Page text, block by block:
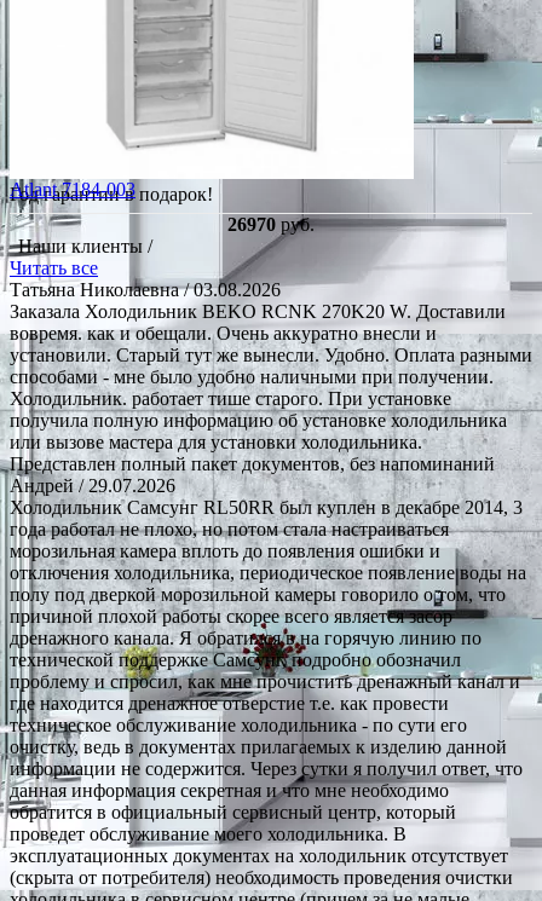
Год гарантии в подарок!
Atlant 7184-003
26970 руб.
Наши клиенты /
Читать все
Татьяна Николаевна/ 03.08.2026
Заказала Холодильник BEKO RCNK 270K20 W. Доставили
вовремя. как и обещали. Очень аккуратно внесли и
установили. Старый тут же вынесли. Удобно. Оплата разными
способами - мне было удобно наличными при получении.
Холодильник. работает тише старого. При установке
получила полную информацию об установке холодильника
или вызове мастера для установки холодильника.
Представлен полный пакет документов, без напоминаний
Андрей/ 29.07.2026
Холодильник Самсунг RL50RR был куплен в декабре 2014, 3
года работал не плохо, но потом стала настраиваться
морозильная камера вплоть до появления ошибки и
отключения холодильника, периодическое появление воды на
полу под дверкой морозильной камеры говорило о том, что
причиной плохой работы скорее всего является засор
дренажного канала. Я обратился в на горячую линию по
технической поддержке Самсунг, подробно обозначил
проблему и спросил, как мне прочистить дренажный канал и
где находится дренажное отверстие т.е. как провести
техническое обслуживание холодильника - по сути его
очистку, ведь в документах прилагаемых к изделию данной
информации не содержится. Через сутки я получил ответ, что
данная информация секретная и что мне необходимо
обратится в официальный сервисный центр, который
проведет обслуживание моего холодильника. В
эксплуатационных документах на холодильник отсутствует
(скрыта от потребителя) необходимость проведения очистки